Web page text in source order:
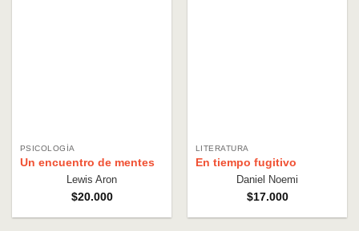
PSICOLOGÍA
Un encuentro de mentes
Lewis Aron
$20.000
LITERATURA
En tiempo fugitivo
Daniel Noemi
$17.000